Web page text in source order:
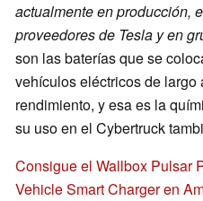
actualmente en producción,
proveedores de Tesla y en
son las baterías que se
vehículos eléctricos de largo
rendimiento, y esa es la
su uso en el Cybertruck
Consigue el Wallbox Pulsar
Vehicle Smart Charger en